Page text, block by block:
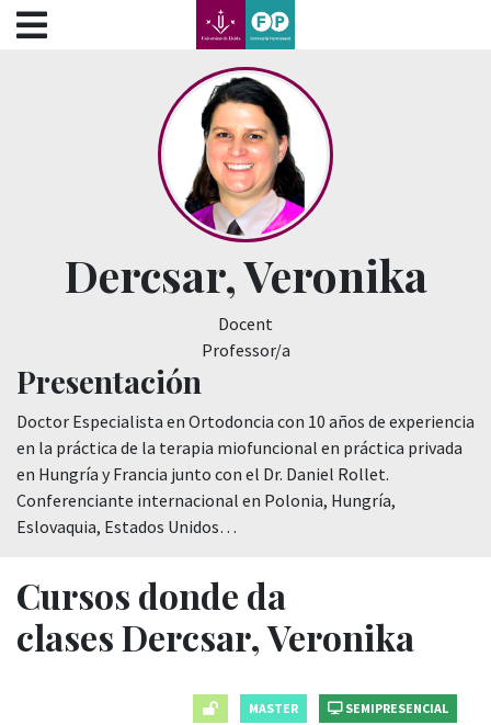
???label.access.jump.content???
???label.access.jump.header???
???label.access.jump.footer???
???label.access.jump.menu???
Dercsar, Veronika
Docent
Professor/a
Presentación
Doctor Especialista en Ortodoncia con 10 años de experiencia
en la práctica de la terapia miofuncional en práctica privada
en Hungría y Francia junto con el Dr. Daniel Rollet.
Conferenciante internacional en Polonia, Hungría,
Eslovaquia, Estados Unidos…
Cursos donde da
clases Dercsar, Veronika
MASTER SEMIPRESENCIAL